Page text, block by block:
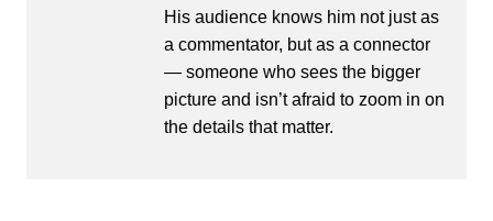
His audience knows him not just as
a commentator, but as a connector
— someone who sees the bigger
picture and isn’t afraid to zoom in on
the details that matter.